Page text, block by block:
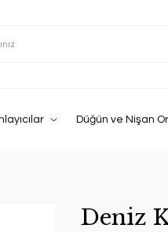
Düğün ve Nişan
Deniz